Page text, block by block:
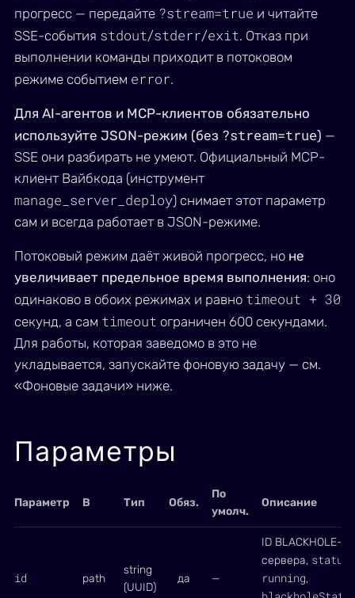
прогресс — передайте ?stream=true и читайте
SSE-события stdout/stderr/exit. Отказ при
выполнении команды приходит в потоковом
режиме событием error.
Для AI-агентов и MCP-клиентов обязательно
используйте JSON-режим (без ?stream=true) —
SSE они разбирать не умеют. Официальный MCP-
клиент Вайбкода (инструмент
manage_server_deploy) снимает этот параметр
сам и всегда работает в JSON-режиме.
Потоковый режим даёт живой прогресс, но не
увеличивает предельное время выполнения: оно
одинаково в обоих режимах и равно timeout + 30
секунд, а сам timeout ограничен 600 секундами.
Для работы, которая заведомо в это не
укладывается, запускайте фоновую задачу — см.
«Фоновые задачи» ниже.
Параметры
Параметр В Тип Обяз.
По
умолч.
Описание
id path
string
(UUID)
да —
ID BLACKHOLE-
сервера, status:
running,